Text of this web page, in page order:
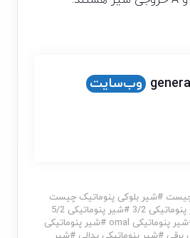
وب‌سایت
چیست #شیر بلوکی پنوماتیک چیست
3/2
#شیر پنوماتیکی 5/2
شیر پنوماتیکی omal #شیر پنوماتیکی